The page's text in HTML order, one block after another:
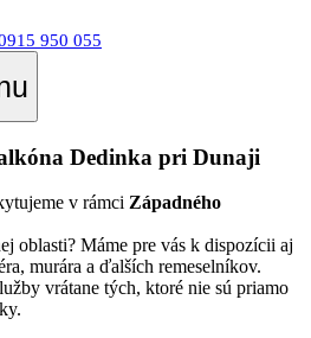
950 055
Dedinka pri Dunaji
v rámci Západného
oblasti? Máme pre vás k dispozícii aj
murára a ďalších remeselníkov.
vrátane tých, ktoré nie sú priamo